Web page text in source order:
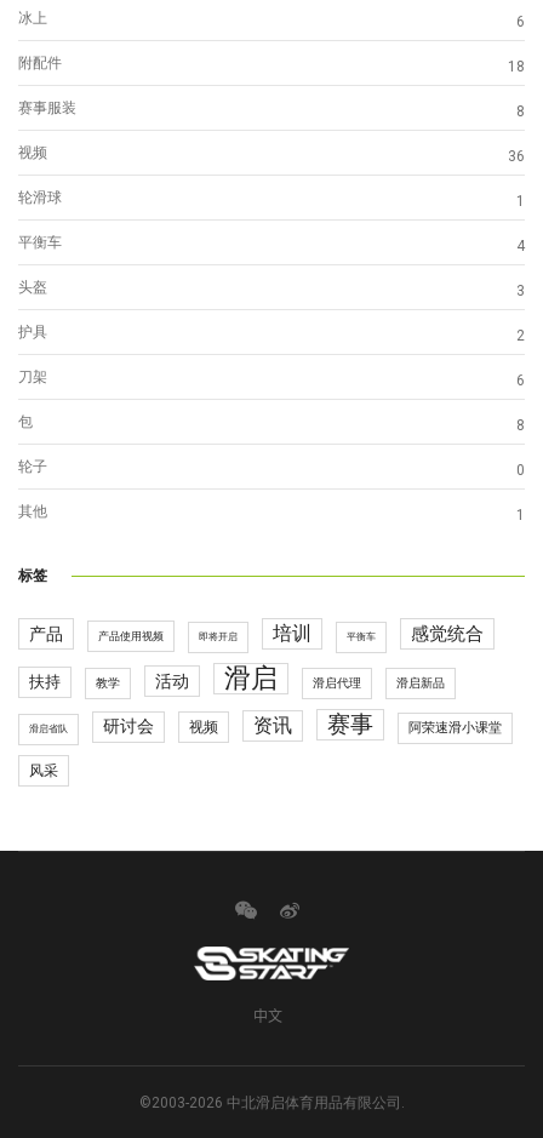
冰上 6
附配件 18
赛事服装 8
视频 36
轮滑球 1
平衡车 4
头盔 3
护具 2
刀架 6
包 8
轮子 0
其他 1
标签
产品 产品使用视频 即将开启 培训 平衡车 感觉统合
扶持 教学 活动 滑启 滑启代理 滑启新品
滑启省队 研讨会 视频 资讯 赛事 阿荣速滑小课堂
风采
中文
©2003-2026 中北滑启体育用品有限公司.